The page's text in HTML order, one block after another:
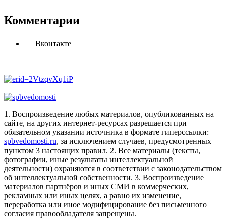
Комментарии
Вконтакте
1. Воспроизведение любых материалов, опубликованных на
сайте, на других интернет-ресурсах разрешается при
обязательном указании источника в формате гиперссылки:
spbvedomosti.ru, за исключением случаев, предусмотренных
пунктом 3 настоящих правил. 2. Все материалы (тексты,
фотографии, иные результаты интеллектуальной
деятельности) охраняются в соответствии с законодательством
об интеллектуальной собственности. 3. Воспроизведение
материалов партнёров и иных СМИ в коммерческих,
рекламных или иных целях, а равно их изменение,
переработка или иное модифицирование без письменного
согласия правообладателя запрещены.